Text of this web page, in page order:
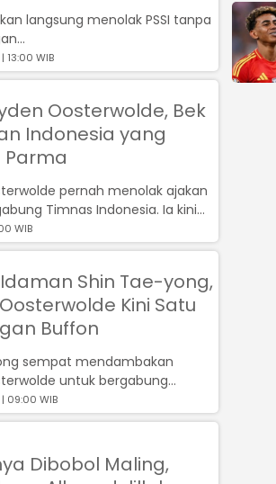
langsung menolak PSSI tanpa
13:00 WIB
Oosterwolde, Bek
Indonesia yang
pernah menolak ajakan
Timnas Indonesia. Ia kini
Buffon di Parma....
WIB
Shin Tae-yong,
Kini Satu
Buffon
sempat mendambakan
untuk bergabung
Namun, sang pemain
09:00 WIB
Dibobol Maling,